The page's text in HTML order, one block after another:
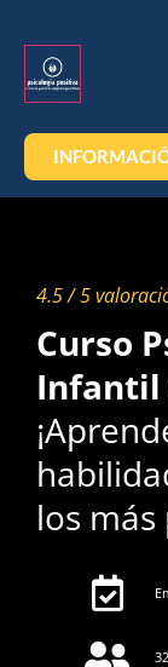
4.5 / 5
Curso
Infantil
los